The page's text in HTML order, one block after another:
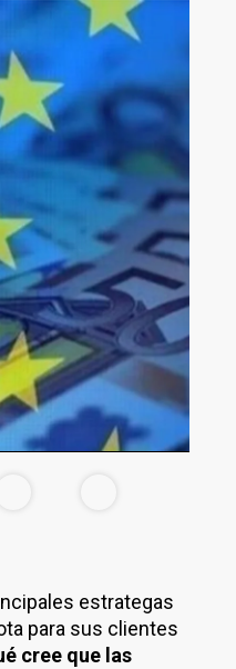
estrategas
para sus clientes
cree que las